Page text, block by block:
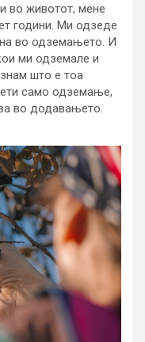
во животот, мене
години. Ми одзеде
во одземањето. И
ми одземале и
што е тоа
само одземање,
во додавањето.